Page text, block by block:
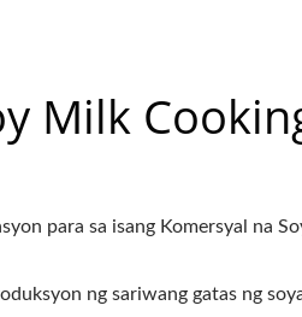
Milk
para sa isang Komersyal na
ng sariwang gatas ng